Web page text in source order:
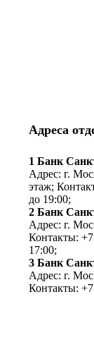
Адреса
1 Банк
Адрес: г.
этаж;
до 19:00;
2 Банк
Адрес: г.
Контакты:
17:00;
3 Банк
Адрес: г.
Контакты: